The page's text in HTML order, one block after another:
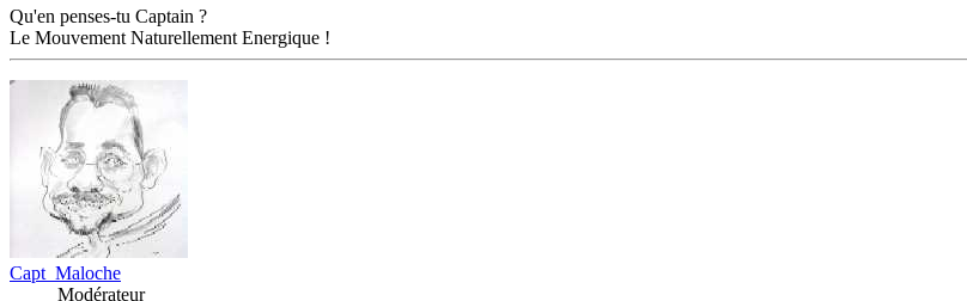
Qu'en penses-tu Captain ?
Le Mouvement Naturellement Energique !
Capt_Maloche
Modérateur